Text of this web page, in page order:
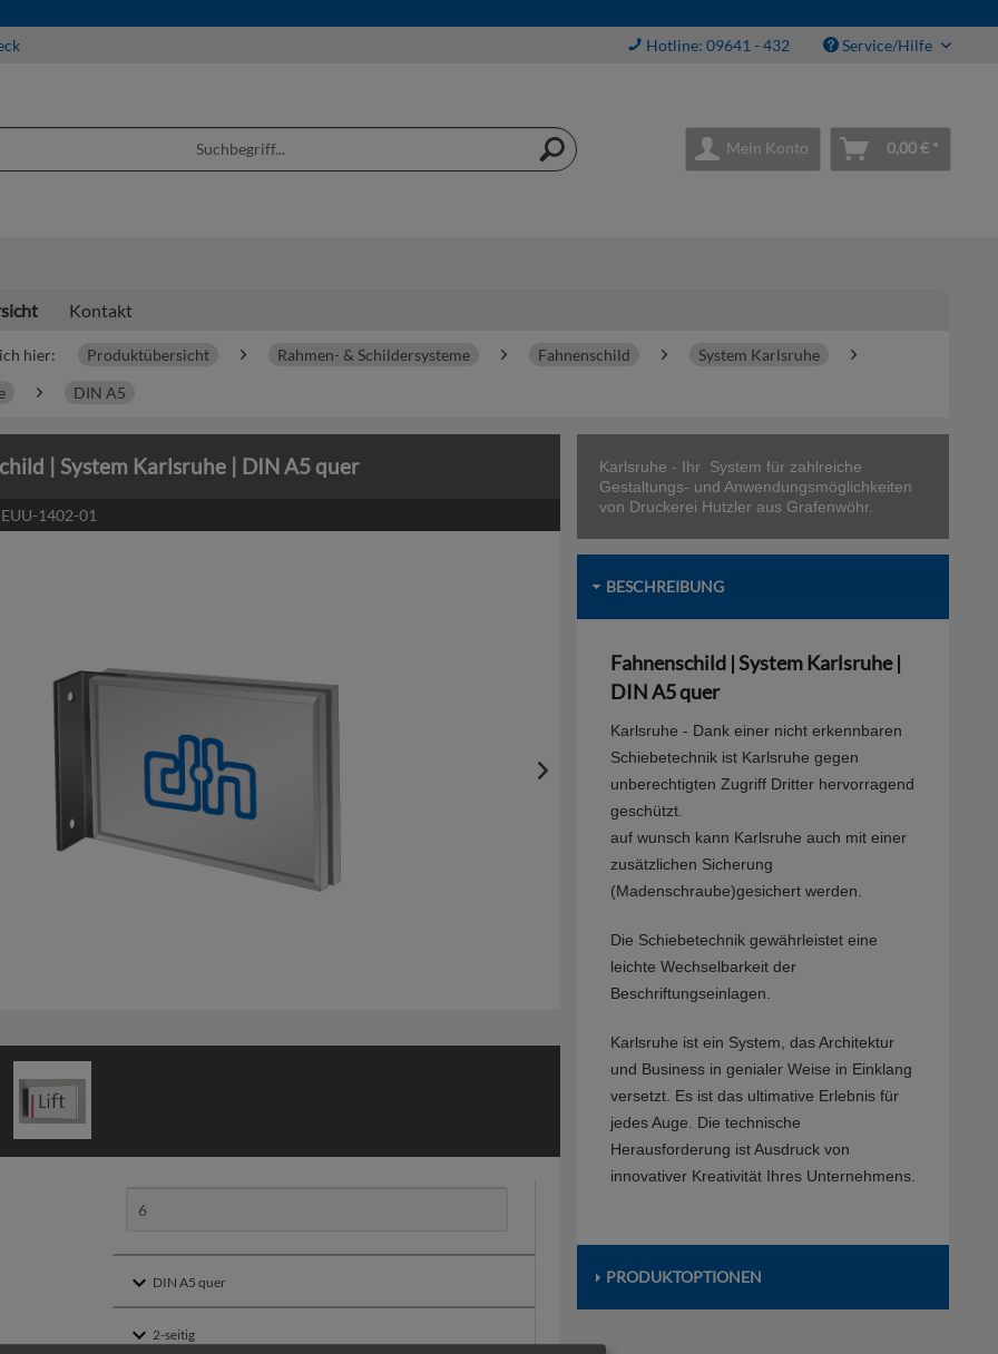
Hotline: 09641 - 432 Service/Hilfe
Mein Konto 0,00 € *
Kontakt
hier: Produktübersicht Rahmen- & Schildersysteme Fahnenschild
System Karlsruhe
DIN A5
| System Karlsruhe | DIN A5 quer
EUU-1402-01
Karlsruhe - Ihr System für zahlreiche
Gestaltungs- und Anwendungsmöglichkeiten
von Druckerei Hutzler aus Grafenwöhr.
BESCHREIBUNG
Fahnenschild | System Karlsruhe |
DIN A5 quer
Karlsruhe - Dank einer nicht erkennbaren
Schiebetechnik ist Karlsruhe gegen
unberechtigten Zugriff Dritter hervorragend
geschützt.
auf wunsch kann Karlsruhe auch mit einer
zusätzlichen Sicherung
(Madenschraube)gesichert werden.
Die Schiebetechnik gewährleistet eine
leichte Wechselbarkeit der
Beschriftungseinlagen.
Karlsruhe ist ein System, das Architektur
und Business in genialer Weise in Einklang
versetzt. Es ist das ultimative Erlebnis für
jedes Auge. Die technische
Herausforderung ist Ausdruck von
innovativer Kreativität Ihres Unternehmens.
PRODUKTOPTIONEN